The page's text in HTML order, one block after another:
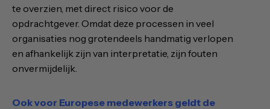
te overzien, met direct risico voor de
opdrachtgever. Omdat deze processen in veel
organisaties nog grotendeels handmatig verlopen
en afhankelijk zijn van interpretatie, zijn fouten
onvermijdelijk.
Ook voor Europese medewerkers geldt de